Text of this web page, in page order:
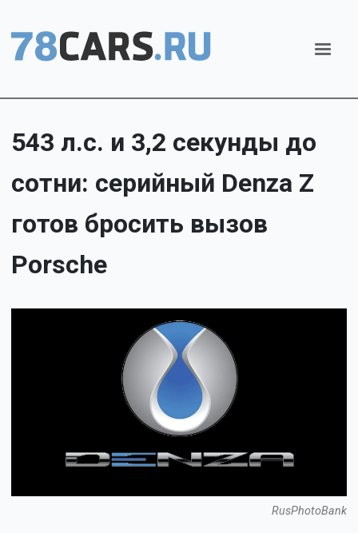
543 л.с. и 3,2 секунды до
сотни: серийный Denza Z
готов бросить вызов
Porsche
RusPhotoBank